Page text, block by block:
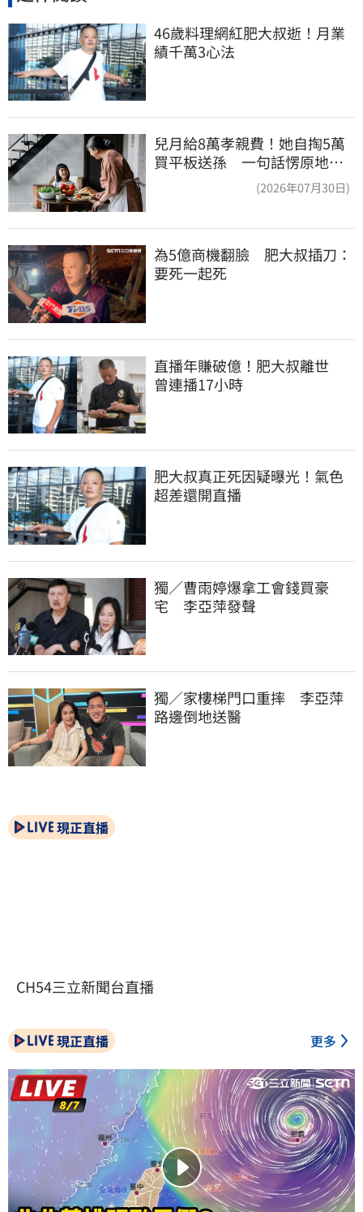
46歲料理網紅肥大叔逝！月業
績千萬3心法
兒月給8萬孝親費！她自掏5萬
買平板送孫 一句話愣原地
(2026年07月30日)
為5億商機翻臉　肥大叔插刀：
要死一起死
直播年賺破億！肥大叔離世
曾連播17小時
肥大叔真正死因疑曝光！氣色
超差還開直播
獨／曹雨婷爆拿工會錢買豪
宅　李亞萍發聲
獨／家樓梯門口重摔　李亞萍
路邊倒地送醫
現正直播
CH54三立新聞台直播
現正直播 更多